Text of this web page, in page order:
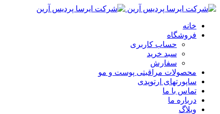
خانه
فروشگاه
حساب کاربری
سبد خرید
سفارش
محصولات مراقبتی پوست و مو
ساپورتهای ارتوپدی
تماس با ما
درباره ما
وبلاگ